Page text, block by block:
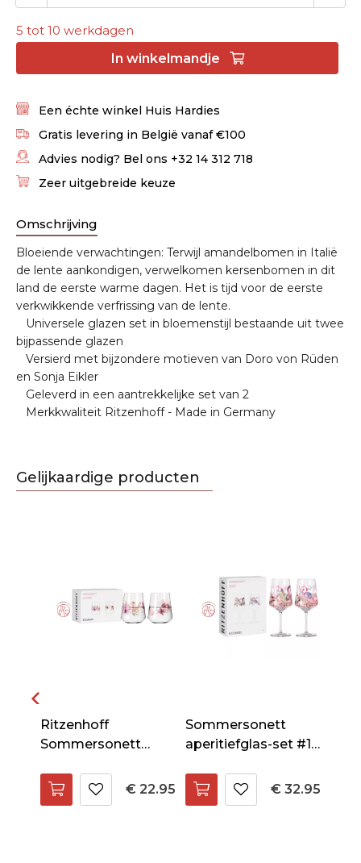
5 tot 10 werkdagen
In winkelmandje
Een échte winkel Huis Hardies
Gratis levering in België vanaf €100
Advies nodig? Bel ons +32 14 312 718
Zeer uitgebreide keuze
Omschrijving
Bloeiende verwachtingen: Terwijl amandelbomen in Italië
de lente aankondigen, verwelkomen kersenbomen in dit
land de eerste warme dagen. Het is tijd voor de eerste
verkwikkende verfrissing van de lente.
Universele glazen set in bloemenstijl bestaande uit twee
bijpassende glazen
Versierd met bijzondere motieven van Doro von Rüden
en Sonja Eikler
Geleverd in een aantrekkelijke set van 2
Merkkwaliteit Ritzenhoff - Made in Germany
Gelijkaardige producten
Ritzenhoff
Sommersonett
€ 22.95
Sommersonett
aperitiefglas-set #15
€ 32.95